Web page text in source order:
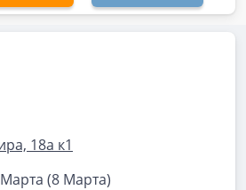
18а к1
(8 Марта)